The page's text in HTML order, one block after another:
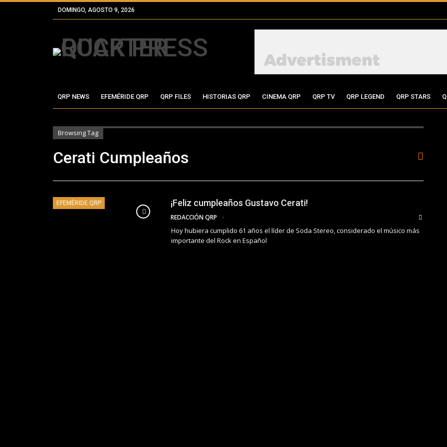
DOMINGO, AGOSTO 9, 2026
QRP NEWS EFEMÉRIDE QRP QRP FILES HISTORIAS QRP CINEMA QRP QRP TV QRP LEGEND QRP STARS
Browsing Tag
Cerati Cumpleaños
EFEMÉRIDE QRP ¡Feliz cumpleaños Gustavo Cerati!
REDACCIÓN QRP
Hoy hubiera cumplido 61 años el líder de Soda Stereo, considerado el músico más
importante del Rock en Español